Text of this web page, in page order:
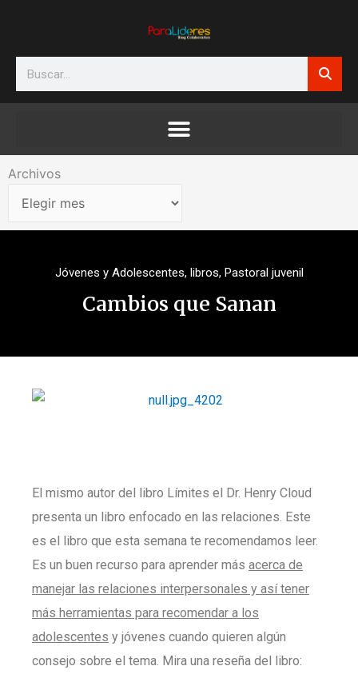
Search
Archivos
Archivos
Jóvenes y Adolescentes, libros, Pastoral juvenil
Cambios que Sanan
El mismo autor del libro Límites el Dr. Henry Cloud
presenta un libro enfocado en las relaciones. Este
es el libro que esta semana te recomendamos leer.
Es un buen recurso para aprender más acerca de
manejar las relaciones interpersonales y así tener
más herramientas para recomendar a los
adolescentes y jóvenes cuando quieren algún
consejo sobre el tema. Mira una reseña del libro: